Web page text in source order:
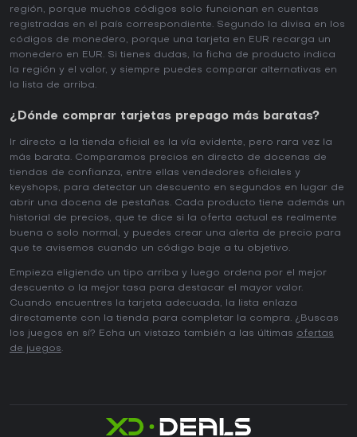
región, porque muchos códigos solo funcionan en cuentas
registradas en el país correspondiente. Segundo la divisa en los
códigos de monedero, porque una tarjeta en EUR recarga un
monedero en EUR. Si tienes dudas, la ficha de producto indica
la región y el valor, y siempre puedes comparar alternativas en
la lista de arriba.
¿Dónde comprar tarjetas prepago más baratas?
Ir directo a la tienda oficial es la vía evidente, pero rara vez la
más barata. Comparamos precios en directo de docenas de
tiendas de confianza, entre ellas vendedores oficiales y
keyshops, para detectar un descuento en segundos en lugar de
abrir una docena de pestañas. Cada producto tiene además un
historial de precios, que te dice si la oferta actual es realmente
buena o solo normal, y puedes crear una alerta de precio para
que te avisemos cuando un código baje a tu objetivo.
Empieza eligiendo un tipo arriba y luego ordena por el mejor
descuento o la mejor tasa para destacar el mayor valor.
Cuando encuentres la tarjeta adecuada, la lista enlaza
directamente con la tienda para completar la compra. ¿Buscas
los juegos en sí? Echa un vistazo también a las últimas ofertas
de juegos.